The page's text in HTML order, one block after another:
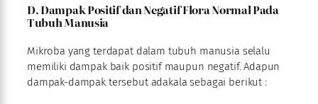
D. Dampak Positif dan Negatif Flora Normal Pada
Tubuh Manusia
Mikroba yang terdapat dalam tubuh manusia selalu
memiliki dampak baik positif maupun negatif. Adapun
dampak-dampak tersebut adakala sebagai berikut :